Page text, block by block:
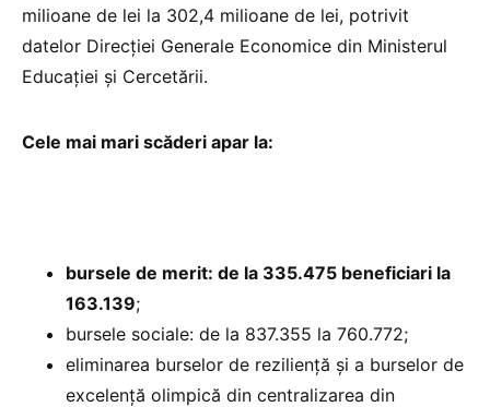
milioane de lei la 302,4 milioane de lei, potrivit
datelor Direcției Generale Economice din Ministerul
Educației și Cercetării.
Cele mai mari scăderi apar la:
bursele de merit: de la 335.475 beneficiari la
163.139;
bursele sociale: de la 837.355 la 760.772;
eliminarea burselor de reziliență și a burselor de
excelență olimpică din centralizarea din